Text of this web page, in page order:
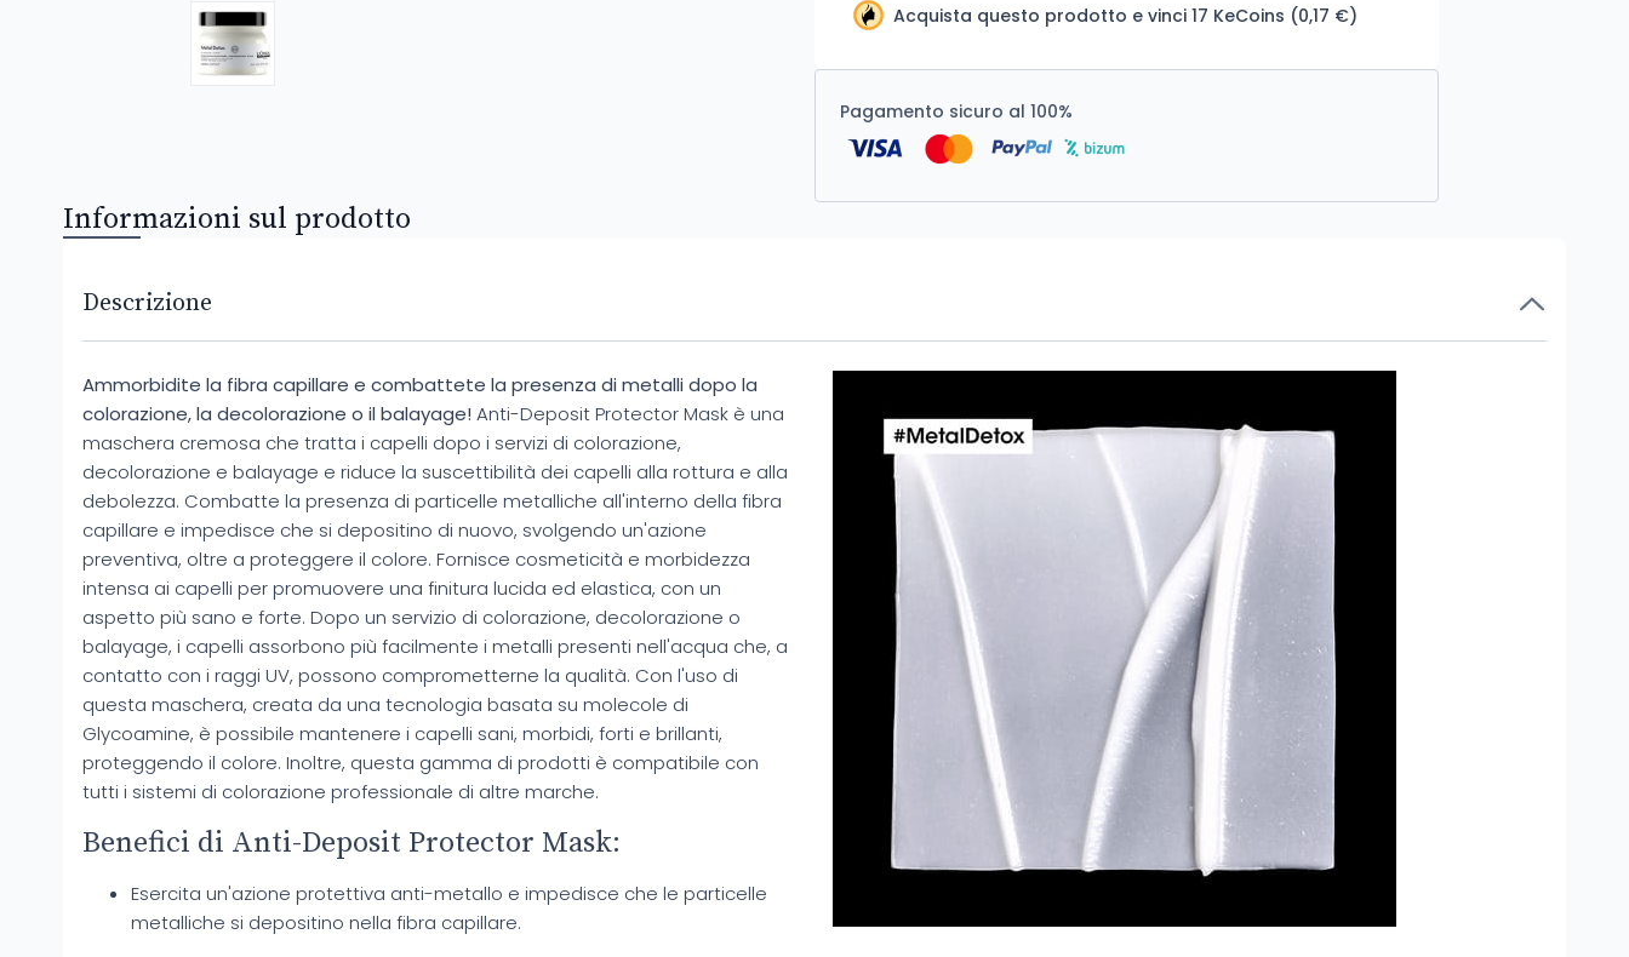
Acquista questo prodotto e vinci 17 KeCoins (0,17 €)
Pagamento sicuro al 100%
Informazioni sul prodotto
Descrizione
Ammorbidite la fibra capillare e combattete la presenza di metalli dopo la
colorazione, la decolorazione o il balayage! Anti-Deposit Protector Mask è una
maschera cremosa che tratta i capelli dopo i servizi di colorazione,
decolorazione e balayage e riduce la suscettibilità dei capelli alla rottura e alla
debolezza. Combatte la presenza di particelle metalliche all'interno della fibra
capillare e impedisce che si depositino di nuovo, svolgendo un'azione
preventiva, oltre a proteggere il colore. Fornisce cosmeticità e morbidezza
intensa ai capelli per promuovere una finitura lucida ed elastica, con un
aspetto più sano e forte. Dopo un servizio di colorazione, decolorazione o
balayage, i capelli assorbono più facilmente i metalli presenti nell'acqua che, a
contatto con i raggi UV, possono comprometterne la qualità. Con l'uso di
questa maschera, creata da una tecnologia basata su molecole di
Glycoamine, è possibile mantenere i capelli sani, morbidi, forti e brillanti,
proteggendo il colore. Inoltre, questa gamma di prodotti è compatibile con
tutti i sistemi di colorazione professionale di altre marche.
Benefici di Anti-Deposit Protector Mask:
Esercita un'azione protettiva anti-metallo e impedisce che le particelle
metalliche si depositino nella fibra capillare.